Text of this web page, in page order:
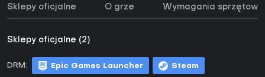
Sklepy oficjalne O grze Wymagania sprzętowe
Sklepy oficjalne (2)
DRM: Epic Games Launcher Steam